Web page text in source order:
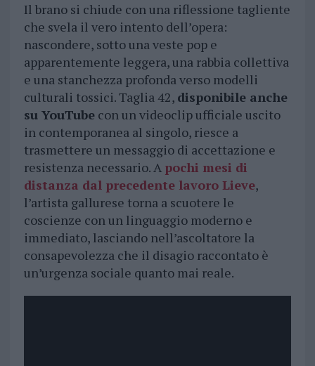
Il brano si chiude con una riflessione tagliente
che svela il vero intento dell’opera:
nascondere, sotto una veste pop e
apparentemente leggera, una rabbia collettiva
e una stanchezza profonda verso modelli
culturali tossici. Taglia 42, disponibile anche
su YouTubecon un videoclip ufficiale uscito
in contemporanea al singolo, riesce a
trasmettere un messaggio di accettazione e
resistenza necessario. A pochi mesi di
distanza dal precedente lavoro Lieve,
l’artista gallurese torna a scuotere le
coscienze con un linguaggio moderno e
immediato, lasciando nell’ascoltatore la
consapevolezza che il disagio raccontato è
un’urgenza sociale quanto mai reale.